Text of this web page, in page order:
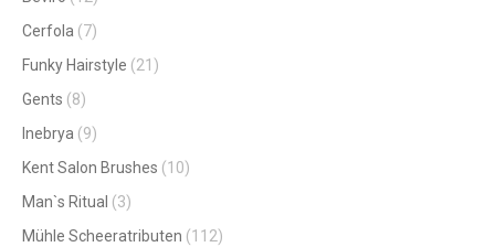
Cerfola (7)
Funky Hairstyle (21)
Gents (8)
Inebrya (9)
Kent Salon Brushes (10)
Man`s Ritual (3)
Mühle Scheeratributen (112)